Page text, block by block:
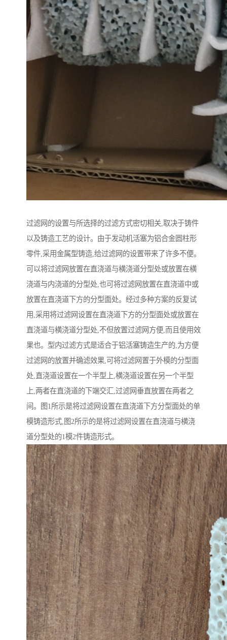
过滤网的设置与所选择的过滤方式密切相关,取决于铸件
以及铸造工艺的设计。由于发动机活塞为铝合金圆柱形
零件,采用金属型铸造,给过滤网的设置带来了许多不便。
可以将过滤网放置在直浇道与横浇道分型处或放置在横
浇道与内浇道的分型处,也可将过滤网放置在直浇道中或
放置在直浇道下方的分型面处。经过多种方案的反复试
用,采用将过滤网设置在直浇道下方的分型面处或放置在
直浇道与横浇道分型处,不但放置过滤网方便,而且使用效
果也。型内过滤方式是适合于铝活塞铸造生产的,为方便
过滤网的放置并确滤效果,可将过滤网置于外模的分型面
处,直浇道设置在一个半型上,横浇道设置在另一个半型
上,两者在直浇道的下端交汇,过滤网垂直放置在两者之
间。图1所示是将过滤网设置在直浇道下方分型面处的单
模铸造形式,图2所示的是将过滤网设置在直浇道与横浇
道分型处的1模2件铸造形式。